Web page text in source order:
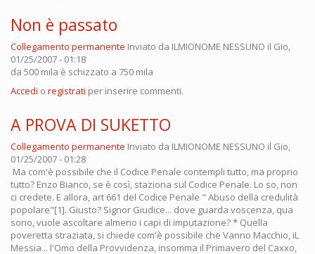
Non è passato
Collegamento permanente Inviato da ILMIONOME NESSUNO il Gio,
01/25/2007 - 01:18
da 500 mila è schizzato a 750 mila
Accedi o registrati per inserire commenti.
A PROVA DI SUKETTO
Collegamento permanente Inviato da ILMIONOME NESSUNO il Gio,
01/25/2007 - 01:28
Ma com'è possibile che il Codice Penale contempli tutto, ma proprio
tutto? Enzo Bianco, se è così, staziona sul Codice Penale. Lo so, non
ci credete. E allora, art 661 del Codice Penale " Abuso della credulità
popolare"[1]. Giusto? Signor Giudice... dove guarda voscenza, qua
sono, vuole ascoltare almeno i capi di imputazione? * Quella
poveretta straziata, si chiede com'è possibile che Vanno Macchio, iL
Messia... l'Omo della Provvidenza, insomma il Primavero del Caxxo,